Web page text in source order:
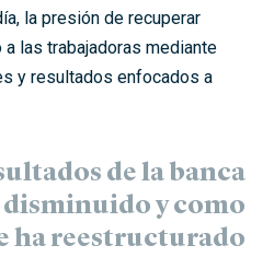
la presión de recuperar
las trabajadoras mediante
y resultados enfocados a
de la banca
y como
ha reestructurado